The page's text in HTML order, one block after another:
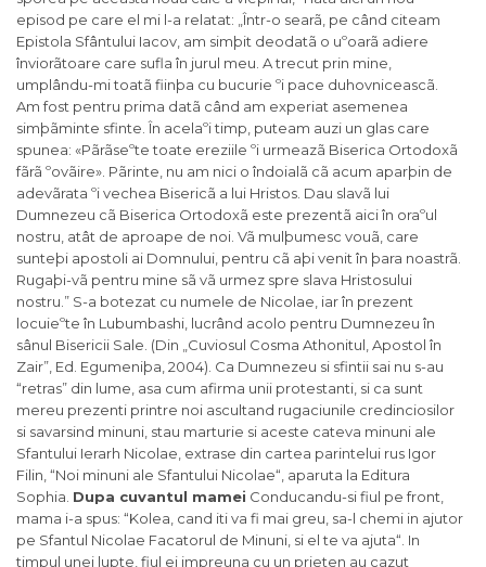
Dupa cuvantul mamei Conducandu-si fiul pe front,
mama i-a spus: “Kolea, cand iti va fi mai greu, sa-l chemi in ajutor
pe Sfantul Nicolae Facatorul de Minuni, si el te va ajuta“. In
timpul unei lupte, fiul ei impreuna cu un prieten au cazut